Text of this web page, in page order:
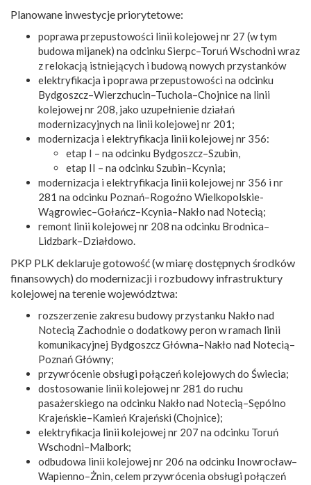
Planowane inwestycje priorytetowe:
poprawa przepustowości linii kolejowej nr 27 (w tym
budowa mijanek) na odcinku Sierpc–Toruń Wschodni wraz
z relokacją istniejących i budową nowych przystanków
elektryfikacja i poprawa przepustowości na odcinku
Bydgoszcz–Wierzchucin–Tuchola–Chojnice na linii
kolejowej nr 208, jako uzupełnienie działań
modernizacyjnych na linii kolejowej nr 201;
modernizacja i elektryfikacja linii kolejowej nr 356:
etap I – na odcinku Bydgoszcz–Szubin,
etap II – na odcinku Szubin–Kcynia;
modernizacja i elektryfikacja linii kolejowej nr 356 i nr
281 na odcinku Poznań–Rogoźno Wielkopolskie-
Wągrowiec–Gołańcz–Kcynia–Nakło nad Notecią;
remont linii kolejowej nr 208 na odcinku Brodnica–
Lidzbark–Działdowo.
PKP PLK deklaruje gotowość (w miarę dostępnych środków
finansowych) do modernizacji i rozbudowy infrastruktury
kolejowej na terenie województwa:
rozszerzenie zakresu budowy przystanku Nakło nad
Notecią Zachodnie o dodatkowy peron w ramach linii
komunikacyjnej Bydgoszcz Główna–Nakło nad Notecią–
Poznań Główny;
przywrócenie obsługi połączeń kolejowych do Świecia;
dostosowanie linii kolejowej nr 281 do ruchu
pasażerskiego na odcinku Nakło nad Notecią–Sępólno
Krajeńskie–Kamień Krajeński (Chojnice);
elektryfikacja linii kolejowej nr 207 na odcinku Toruń
Wschodni–Malbork;
odbudowa linii kolejowej nr 206 na odcinku Inowrocław–
Wapienno–Żnin, celem przywrócenia obsługi połączeń